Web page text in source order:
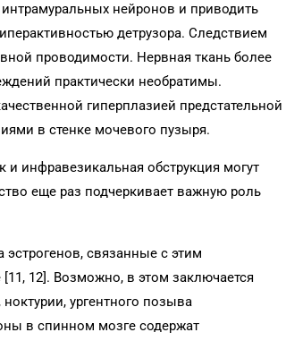
нейронов и приводить
детрузора. Следствием
проводимости. Нервная ткань более
практически необратимы.
гиперплазией предстательной
в стенке мочевого пузыря.
и инфравезикальная обструкция могут
еще раз подчеркивает важную роль
связанные с этим
12]. Возможно, в этом заключается
ургентного позыва
в спинном мозге содержат